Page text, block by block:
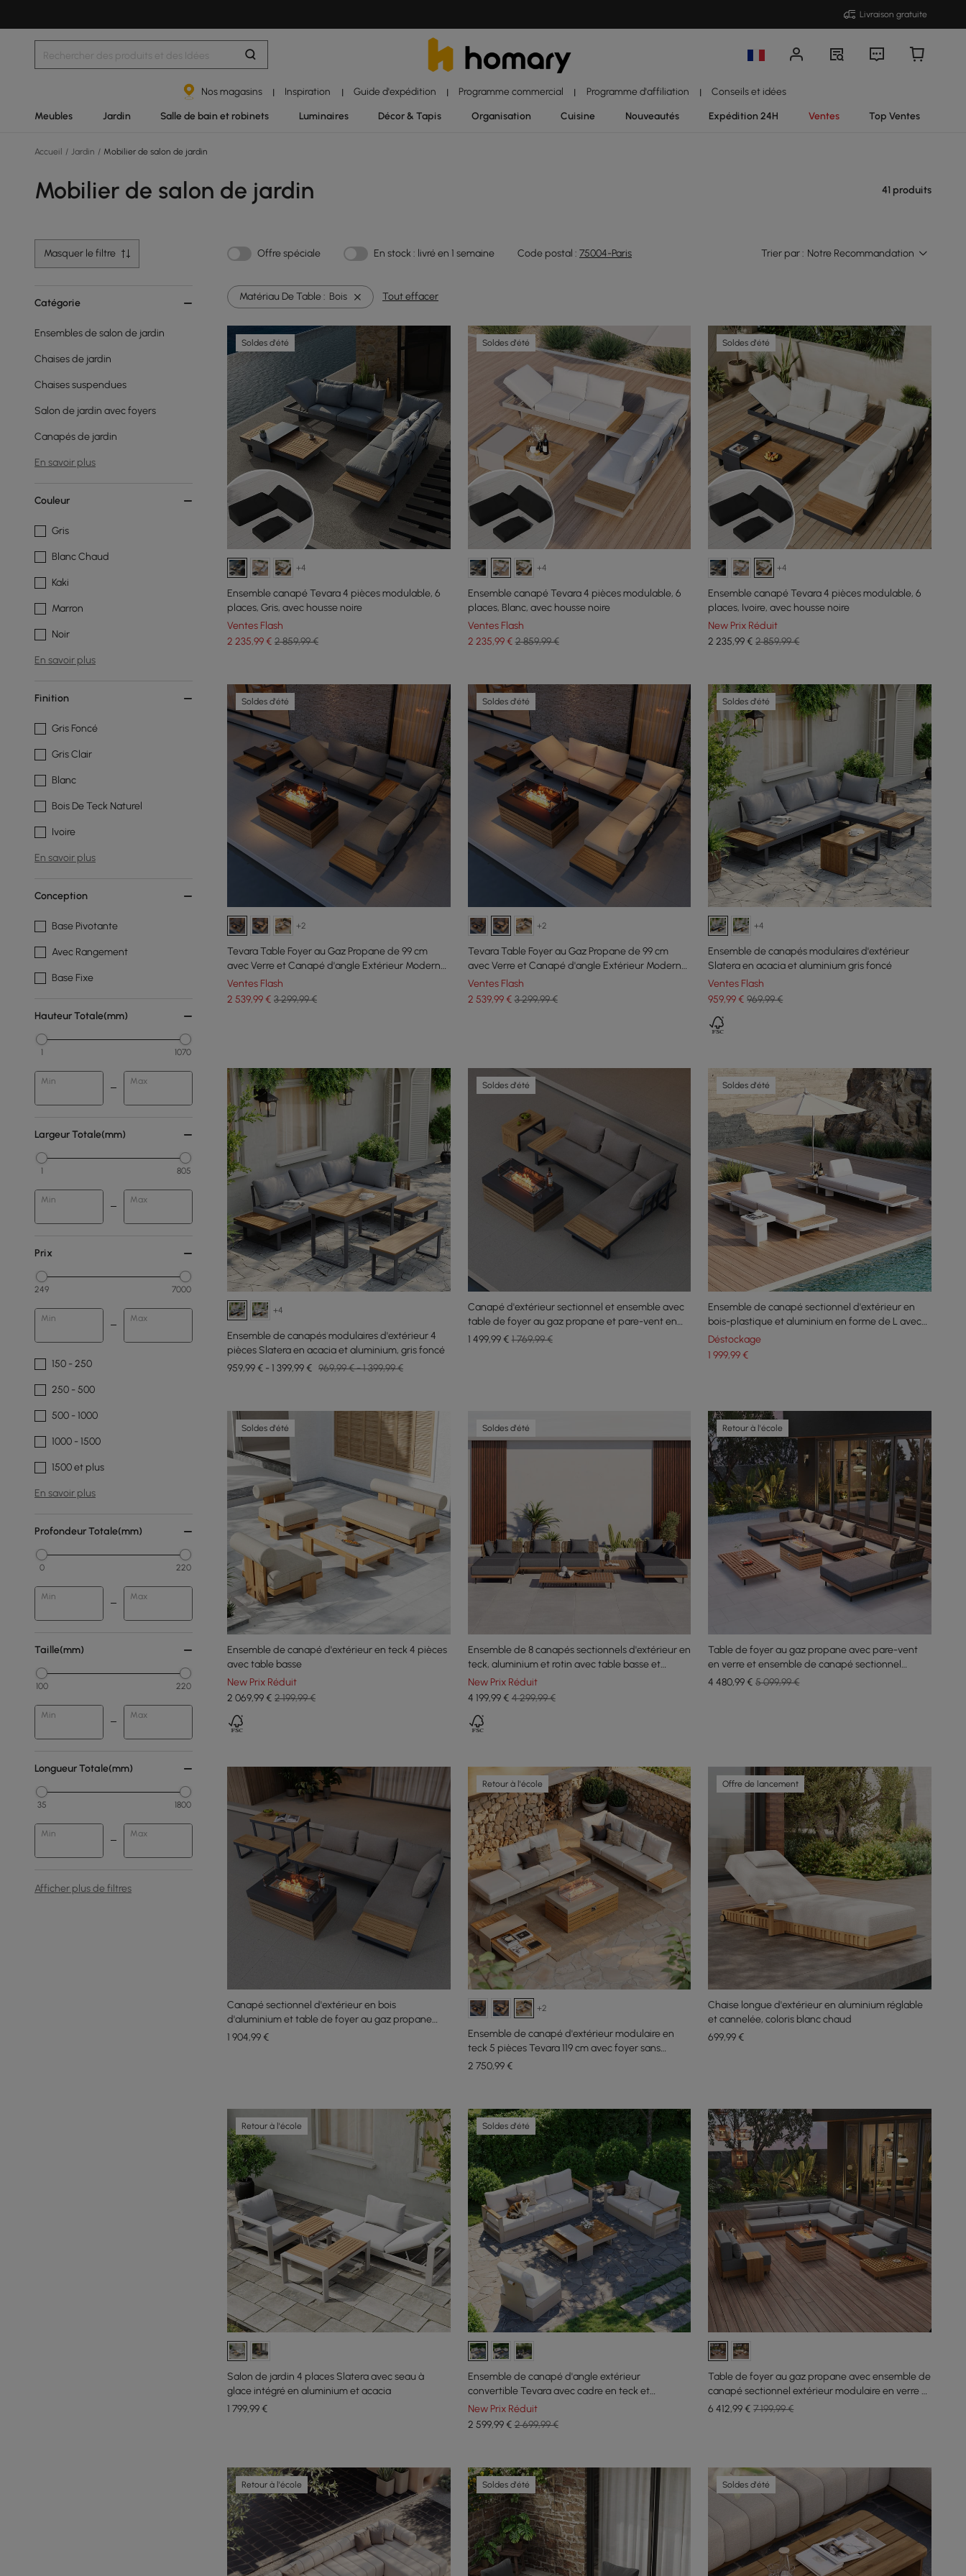
Livraison gratuite
Nos magasins | Inspiration | Guide d'expédition | Programme commercial | Programme d'affiliation | Conseils et idées
Meubles Jardin Salle de bain et robinets Luminaires Décor & Tapis Organisation Cuisine Nouveautés Expédition 24H Ventes Top Ventes
Accueil / Jardin / Mobilier de salon de jardin
Mobilier de salon de jardin 41 produits
Masquer le filtre Offre spéciale En stock : livré en 1 semaine Code postal : 75004-Paris Trier par : Notre Recommandation
Catégorie
Ensembles de salon de jardin
Chaises de jardin
Chaises suspendues
Salon de jardin avec foyers
Canapés de jardin
En savoir plus
Couleur
Gris
Blanc Chaud
Kaki
Marron
Noir
En savoir plus
Finition
Gris Foncé
Gris Clair
Blanc
Bois De Teck Naturel
Ivoire
En savoir plus
Conception
Base Pivotante
Avec Rangement
Base Fixe
Hauteur Totale(mm)
1 1070
Min Max
Largeur Totale(mm)
1 805
Min Max
Prix
249 7000
Min Max
150 - 250
250 - 500
500 - 1000
1000 - 1500
1500 et plus
En savoir plus
Profondeur Totale(mm)
0 220
Min Max
Taille(mm)
100 220
Min Max
Longueur Totale(mm)
35 1800
Min Max
Afficher plus de filtres
Matériau De Table : Bois Tout effacer
Soldes d'été
+4
Ensemble canapé Tevara 4 pièces modulable, 6
places, Gris, avec housse noire
Ventes Flash
2 235,99€ 2 859,99 €
Soldes d'été
+4
Ensemble canapé Tevara 4 pièces modulable, 6
places, Blanc, avec housse noire
Ventes Flash
2 235,99€ 2 859,99 €
Soldes d'été
+4
Ensemble canapé Tevara 4 pièces modulable, 6
places, Ivoire, avec housse noire
New Prix Réduit
2 235,99€ 2 859,99 €
Soldes d'été
+2
Tevara Table Foyer au Gaz Propane de 99 cm
avec Verre et Canapé d'angle Extérieur Moderne
en Forme de L
Ventes Flash
2 539,99€ 3 299,99 €
Soldes d'été
+2
Tevara Table Foyer au Gaz Propane de 99 cm
avec Verre et Canapé d'angle Extérieur Moderne
en Forme de L
Ventes Flash
2 539,99€ 3 299,99 €
Soldes d'été
+4
Ensemble de canapés modulaires d'extérieur
Slatera en acacia et aluminium gris foncé
Ventes Flash
959,99€ 969,99 €
+4
Ensemble de canapés modulaires d'extérieur 4
pièces Slatera en acacia et aluminium, gris foncé
959,99 € - 1 399,99 € 969,99 € - 1 399,99 €
Soldes d'été
Canapé d'extérieur sectionnel et ensemble avec
table de foyer au gaz propane et pare-vent en
verre
1 499,99€ 1 769,99 €
Soldes d'été
Ensemble de canapé sectionnel d'extérieur en
bois-plastique et aluminium en forme de L avec
table basse, 5 pièces
Déstockage
1 999,99€
Soldes d'été
Ensemble de canapé d'extérieur en teck 4 pièces
avec table basse
New Prix Réduit
2 069,99€ 2 199,99 €
Soldes d'été
Ensemble de 8 canapés sectionnels d'extérieur en
teck, aluminium et rotin avec table basse et
coussin
New Prix Réduit
4 199,99€ 4 299,99 €
Retour à l'école
Table de foyer au gaz propane avec pare-vent
en verre et ensemble de canapé sectionnel
extérieur gris
4 480,99€ 5 099,99 €
Canapé sectionnel d'extérieur en bois
d'aluminium et table de foyer au gaz propane
avec pare-vent en verre
1 904,99€
Retour à l'école
+2
Ensemble de canapé d'extérieur modulaire en
teck 5 pièces Tevara 119 cm avec foyer sans
fumée pour 6 personnes
2 750,99€
Offre de lancement
Chaise longue d'extérieur en aluminium réglable
et cannelée, coloris blanc chaud
699,99€
Retour à l'école
Salon de jardin 4 places Slatera avec seau à
glace intégré en aluminium et acacia
1 799,99€
Soldes d'été
Ensemble de canapé d'angle extérieur
convertible Tevara avec cadre en teck et
aluminium, sable et blanc
New Prix Réduit
2 599,99€ 2 699,99 €
Table de foyer au gaz propane avec ensemble de
canapé sectionnel extérieur modulaire en verre et
en teck
6 412,99€ 7 199,99 €
Retour à l'école Soldes d'été Soldes d'été